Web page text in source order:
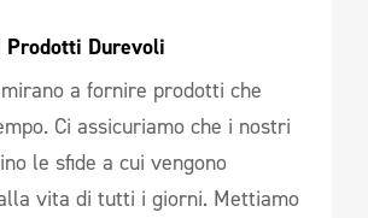
Prodotti Durevoli
a fornire prodotti che
Ci assicuriamo che i nostri
le sfide a cui vengono
vita di tutti i giorni. Mettiamo